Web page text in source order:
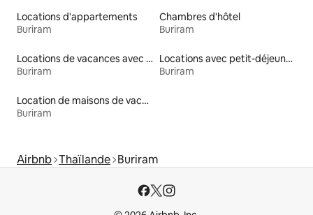
Locations d'appartements
Buriram
Chambres d'hôtel
Buriram
Locations de vacances avec piscine
Buriram
Locations avec petit-déjeuner
Buriram
Location de maisons de vacances
Buriram
Airbnb Thaïlande Buriram